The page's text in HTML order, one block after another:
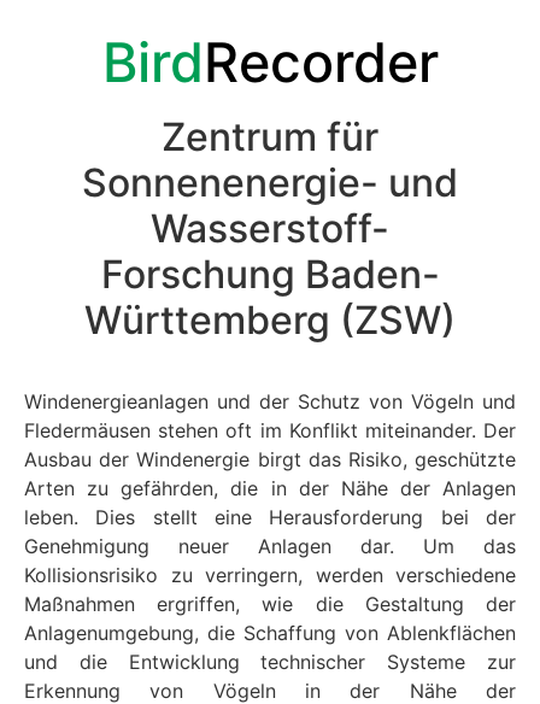
BirdRecorder
Zentrum für
Sonnenenergie- und
Wasserstoff-
Forschung Baden-
Württemberg (ZSW)
Windenergieanlagen und der Schutz von Vögeln und
Fledermäusen stehen oft im Konflikt miteinander. Der
Ausbau der Windenergie birgt das Risiko, geschützte
Arten zu gefährden, die in der Nähe der Anlagen
leben. Dies stellt eine Herausforderung bei der
Genehmigung neuer Anlagen dar. Um das
Kollisionsrisiko zu verringern, werden verschiedene
Maßnahmen ergriffen, wie die Gestaltung der
Anlagenumgebung, die Schaffung von Ablenkflächen
und die Entwicklung technischer Systeme zur
Erkennung von Vögeln in der Nähe der